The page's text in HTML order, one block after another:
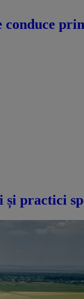
conduce
și practici